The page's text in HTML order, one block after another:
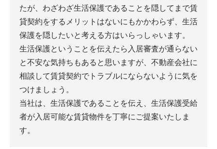
たが、 わざわざ生活保護であることを隠してまで賃
貸契約をするメリットはないにもかかわらず、 生活
保護を隠したいと考える方はいらっしゃいます。
生活保護ということを伝えたら入居審査が通らない
と不安な気持ちもあると思いますが、 不動産会社に
相談して賃貸契約でトラブルにならないように気を
つけましょう。
当社は、生活保護であることを伝え、生活保護受給
者が入居可能な賃貸物件を丁寧にご提案いたしま
す。